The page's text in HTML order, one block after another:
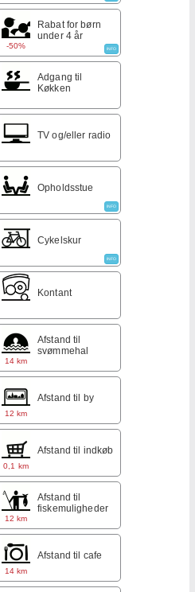
-50%
Rabat for børn
under 4 år
INFO
Adgang til
Køkken
TV og/eller radio
Opholdsstue
INFO
Cykelskur
INFO
Kontant
14 km
Afstand til
svømmehal
12 km
Afstand til by
0,1 km
Afstand til indkøb
12 km
Afstand til
fiskemuligheder
14 km
Afstand til cafe